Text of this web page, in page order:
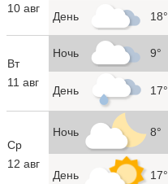
10 авг
День 18°
Вт
11 авг
Ночь 9°
День 17°
Ср
12 авг
Ночь 8°
День 17°